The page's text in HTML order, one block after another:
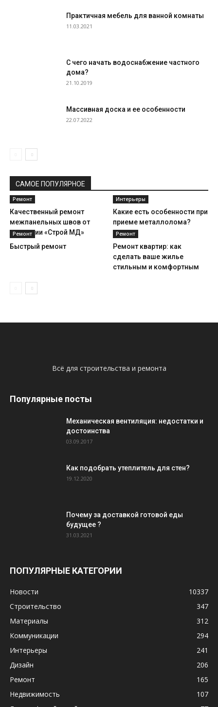
Практичная мебель для ванной комнаты
11.03.2021
С чего начать водоснабжение частного
дома?
21.10.2019
Массивная доска и ее особенности
22.07.2022
САМОЕ ПОПУЛЯРНОЕ
Ремонт
Качественный ремонт
межпанельных швов от
компании «Строй МД»
Интерьеры
Какие есть особенности при
приеме металлолома?
Ремонт
Быстрый ремонт
Ремонт
Ремонт квартир: как
сделать ваше жилье
стильным и комфортным
Всё для строительства и ремонта
Популярные посты
Механическая вентиляция: недостатки и
достоинства
03.09.2017
Как подобрать утеплитель для стен?
19.12.2020
Почему за доставкой готовой еды
будущее ?
31.03.2021
ПОПУЛЯРНЫЕ КАТЕГОРИИ
Новости
10337
Строительство
347
Материалы
312
Коммуникации
294
Интерьеры
241
Дизайн
206
Ремонт
165
Недвижимость
107